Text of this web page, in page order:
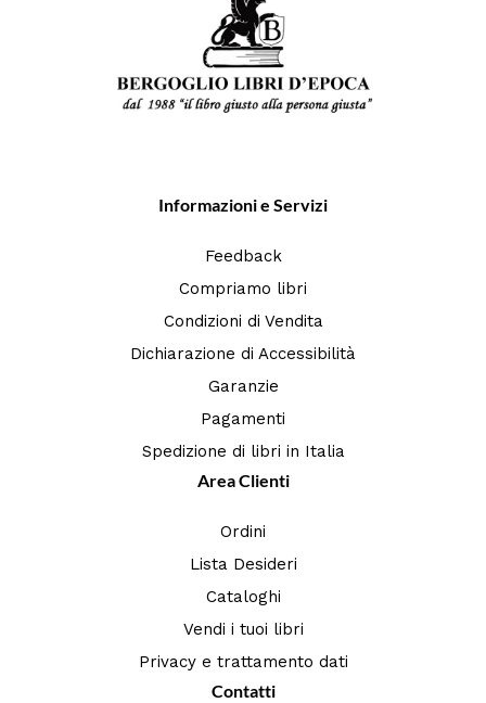
Informazioni e Servizi
Feedback
Compriamo libri
Condizioni di Vendita
Dichiarazione di Accessibilità
Garanzie
Pagamenti
Spedizione di libri in Italia
Area Clienti
Ordini
Lista Desideri
Cataloghi
Vendi i tuoi libri
Privacy e trattamento dati
Contatti